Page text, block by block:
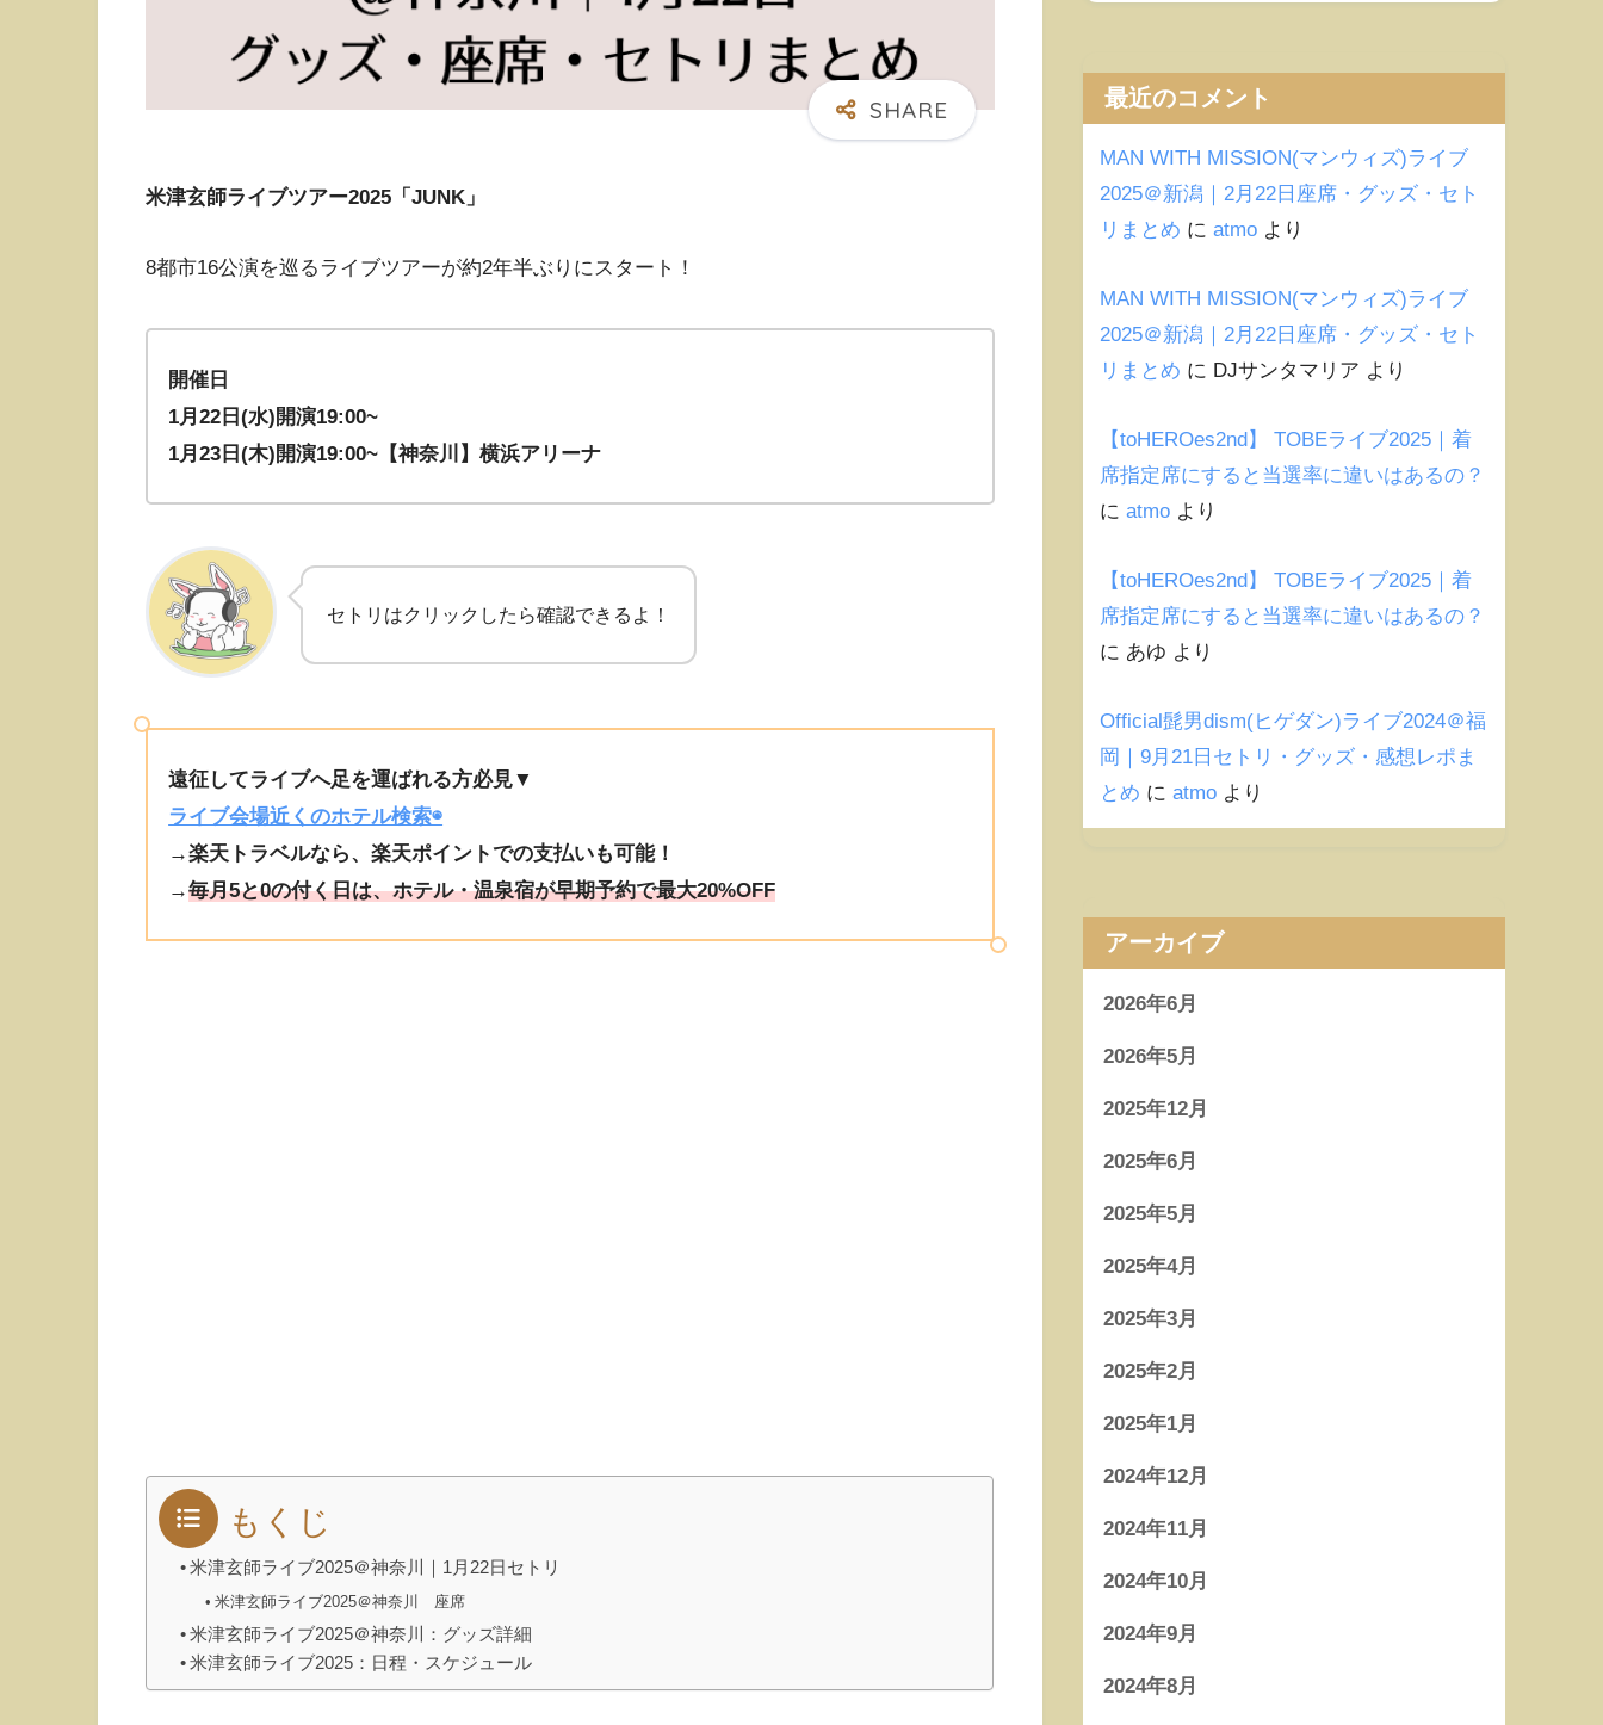
米津玄師ライブツアー2025「JUNK」
8都市16公演を巡るライブツアーが約2年半ぶりにスタート！
開催日
1月22日(水)開演19:00~
1月23日(木)開演19:00~ 【神奈川】横浜アリーナ
セトリはクリックしたら確認できるよ！
遠征してライブへ足を運ばれる方必見▼
ライブ会場近くのホテル検索◉
→楽天トラベルなら、楽天ポイントでの支払いも可能！
→毎月5と0の付く日は、ホテル・温泉宿が早期予約で最大20%OFF
もくじ
米津玄師ライブ2025＠神奈川｜1月22日セトリ
米津玄師ライブ2025＠神奈川 座席
米津玄師ライブ2025＠神奈川：グッズ詳細
米津玄師ライブ2025：日程・スケジュール
最近のコメント
MAN WITH MISSION(マンウィズ)ライブ
2025＠新潟｜2月22日座席・グッズ・セト
リまとめ に atmo より
MAN WITH MISSION(マンウィズ)ライブ
2025＠新潟｜2月22日座席・グッズ・セト
リまとめ に DJサンタマリア より
【toHEROes2nd】 TOBEライブ2025｜着
席指定席にすると当選率に違いはあるの？
に atmo より
【toHEROes2nd】 TOBEライブ2025｜着
席指定席にすると当選率に違いはあるの？
に あゆ より
Official髭男dism(ヒゲダン)ライブ2024＠福
岡｜9月21日セトリ・グッズ・感想レポま
とめ に atmo より
アーカイブ
2026年6月
2026年5月
2025年12月
2025年6月
2025年5月
2025年4月
2025年3月
2025年2月
2025年1月
2024年12月
2024年11月
2024年10月
2024年9月
2024年8月